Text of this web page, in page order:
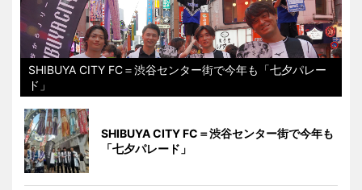
SHIBUYA CITY FC＝渋谷センター街で今年も「七夕パレー
ド」
SHIBUYA CITY FC＝渋谷センター街で今年も
「七夕パレード」